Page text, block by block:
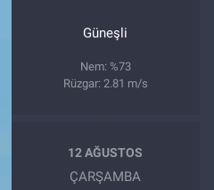
Güneşli
Nem: %73
Rüzgar: 2.81 m/s
12 AĞUSTOS
ÇARŞAMBA